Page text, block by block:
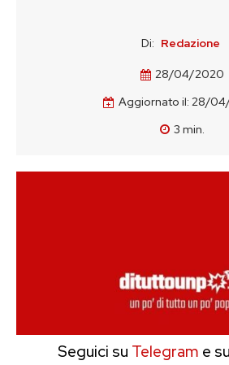
Di: Redazione
28/04/2020
Aggiornato il: 28/
3 min.
Seguici su Telegram e su